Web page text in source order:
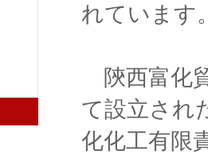
れています
陝西富化
て設立され
化化工有限